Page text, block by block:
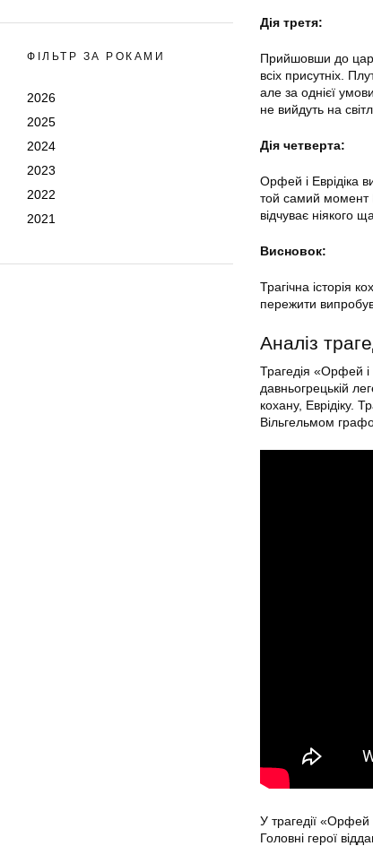
ФІЛЬТР ЗА РОКАМИ
2026
2025
2024
2023
2022
2021
Дія третя:
Прийшовши до
всіх присутніх.
але за однієї
не вийдуть на
Дія четверта:
Орфей і Еврідіка
той самий момент
відчуває ніякого
Висновок:
Трагічна історія
пережити
Аналіз
Трагедія «Орфей і
давньогрецькій
кохану, Еврідіку.
Вільгельмом
У трагедії «Орфей
Головні герої